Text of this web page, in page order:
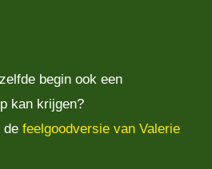
begin ook een
kan krijgen?
de feelgoodversie van Valerie